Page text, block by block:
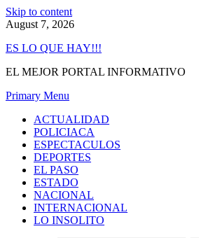
Skip to content
August 7, 2026
ES LO QUE HAY!!!
EL MEJOR PORTAL INFORMATIVO
Primary Menu
ACTUALIDAD
POLICIACA
ESPECTACULOS
DEPORTES
EL PASO
ESTADO
NACIONAL
INTERNACIONAL
LO INSOLITO